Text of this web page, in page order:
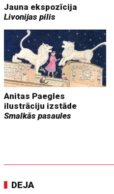
Jauna ekspozīcija
Livonijas pilis
Anitas Paegles
ilustrāciju izstāde
Smalkās pasaules
DEJA